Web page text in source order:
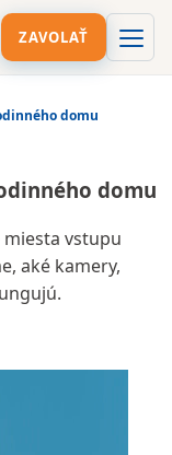
ZAVOLAŤ
domu
domu
miesta vstupu
aké kamery,